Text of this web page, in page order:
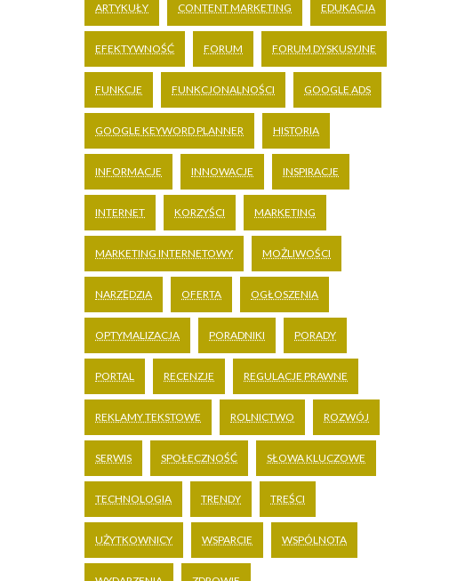
ARTYKUŁY CONTENT MARKETING EDUKACJA
EFEKTYWNOŚĆ FORUM FORUM DYSKUSYJNE
FUNKCJE FUNKCJONALNOŚCI GOOGLE ADS
GOOGLE KEYWORD PLANNER HISTORIA
INFORMACJE INNOWACJE INSPIRACJE
INTERNET KORZYŚCI MARKETING
MARKETING INTERNETOWY MOŻLIWOŚCI
NARZĘDZIA OFERTA OGŁOSZENIA
OPTYMALIZACJA PORADNIKI PORADY
PORTAL RECENZJE REGULACJE PRAWNE
REKLAMY TEKSTOWE ROLNICTWO ROZWÓJ
SERWIS SPOŁECZNOŚĆ SŁOWA KLUCZOWE
TECHNOLOGIA TRENDY TREŚCI
UŻYTKOWNICY WSPARCIE WSPÓLNOTA